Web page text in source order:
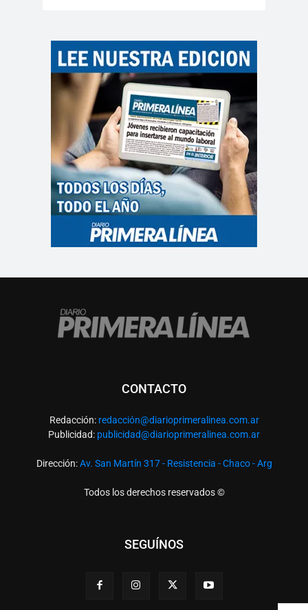
CONTACTO
Redacción: redacción@diarioprimeralinea.com.ar
Publicidad: publicidad@diarioprimeralinea.com.ar
Dirección:Av. San Martín 317 - Resistencia - Chaco - Arg
Todos los derechos reservados ©
SEGUÍNOS